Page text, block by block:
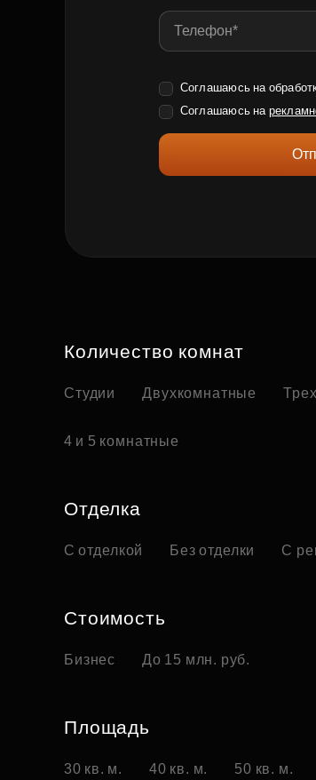
Соглашаюсь на
Соглашаюсь на
Количество комнат
Студии Двухкомнатные
4 и 5 комнатные
Отделка
С отделкой Без отделки С
Стоимость
Бизнес До 15 млн. руб.
Площадь
30 кв. м. 40 кв. м. 50 кв. м.